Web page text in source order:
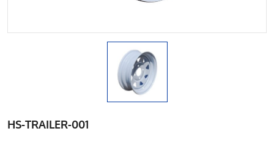
HS-TRAILER-001